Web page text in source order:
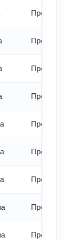
Превод -
Превод -
Превод -
Превод -
Превод -
Превод -
Превод -
Превод -
Превод -